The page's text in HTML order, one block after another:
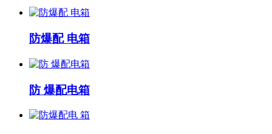
防爆配 电箱
防 爆配电箱